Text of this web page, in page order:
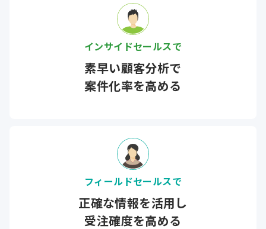
インサイドセールスで
素早い顧客分析で
案件化率を高める
フィールドセールスで
正確な情報を活用し
受注確度を高める